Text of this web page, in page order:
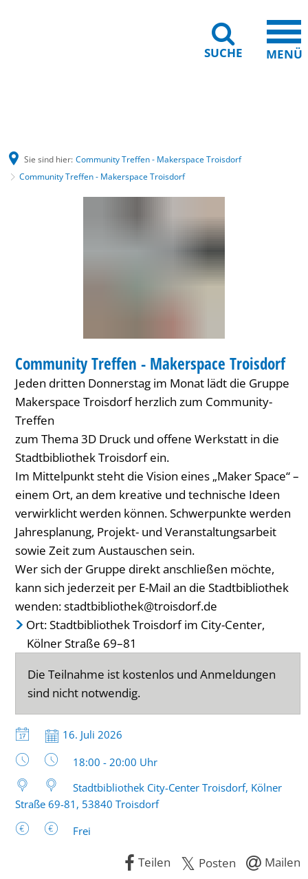
SUCHE MENÜ
Sie sind hier: Community Treffen - Makerspace Troisdorf
Community Treffen - Makerspace Troisdorf
KATEGORIE: BIBLIOTHEK
Community Treffen - Makerspace Troisdorf
Jeden dritten Donnerstag im Monat lädt die Gruppe
Makerspace Troisdorf herzlich zum Community-
Treffen
zum Thema 3D Druck und offene Werkstatt in die
Stadtbibliothek Troisdorf ein.
Im Mittelpunkt steht die Vision eines „Maker Space“ –
einem Ort, an dem kreative und technische Ideen
verwirklicht werden können. Schwerpunkte werden
Jahresplanung, Projekt- und Veranstaltungsarbeit
sowie Zeit zum Austauschen sein.
Wer sich der Gruppe direkt anschließen möchte,
kann sich jederzeit per E-Mail an die Stadtbibliothek
wenden: stadtbibliothek@troisdorf.de
Ort: Stadtbibliothek Troisdorf im City-Center,
Kölner Straße 69–81
Die Teilnahme ist kostenlos und Anmeldungen
sind nicht notwendig.
Datum:
16. Juli 2026
Uhrzeit:
18:00 - 20:00 Uhr
Stadtbibliothek City-Center Troisdorf, Kölner
Straße 69-81, 53840 Troisdorf
Frei
Teilen Posten
Mailen